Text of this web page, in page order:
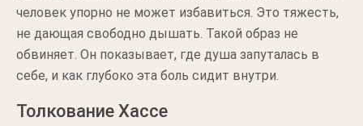
человек упорно не может избавиться. Это тяжесть,
не дающая свободно дышать. Такой образ не
обвиняет. Он показывает, где душа запуталась в
себе, и как глубоко эта боль сидит внутри.
Толкование Хассе